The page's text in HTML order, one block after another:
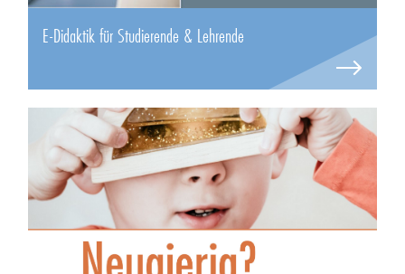
E-Didaktik für Studierende & Lehrende